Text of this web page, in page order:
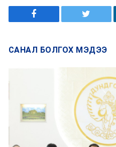
САНАЛ БОЛГОХ МЭДЭЭ